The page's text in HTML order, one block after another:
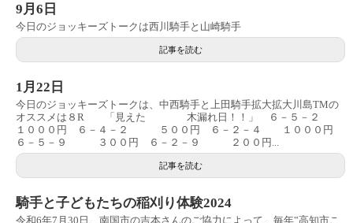
9月6日
今日のジョッキーズトークは西川騎手と山崎騎手
記事を読む
1月22日
今日のジョッキーズトークは、中西騎手と上田騎手拡大拡大川島TMの
オススメは８R 「見えた 木漏れ日！！」 ６－５－２
１０００円 ６－４－２ ５００円 ６－２－４ １０００円
６－５－９ ３００円 ６－２－９ ２００円...
記事を読む
騎手と子どもたちの稲刈り体験2024
令和6年7月30日、南国市の吉本さんのご協力によって、毎年‟高知市こ